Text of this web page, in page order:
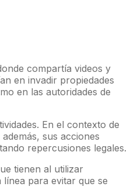
compartía videos y
en invadir propiedades
en las autoridades de
En el contexto de
sus acciones
repercusiones legales.
tienen al utilizar
para evitar que se